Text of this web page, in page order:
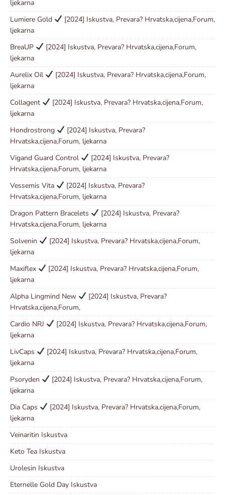
ljekarna
Lumiere Gold
[2024] Iskustva, Prevara? Hrvatska,cijena,Forum,
ljekarna
BreaUP
[2024] Iskustva, Prevara? Hrvatska,cijena,Forum,
ljekarna
Aurelix Oil
[2024] Iskustva, Prevara? Hrvatska,cijena,Forum,
ljekarna
Collagent
[2024] Iskustva, Prevara? Hrvatska,cijena,Forum,
ljekarna
Hondrostrong
[2024] Iskustva, Prevara?
Hrvatska,cijena,Forum, ljekarna
Vigand Guard Control
[2024] Iskustva, Prevara?
Hrvatska,cijena,Forum, ljekarna
Vessemis Vita
[2024] Iskustva, Prevara?
Hrvatska,cijena,Forum, ljekarna
Dragon Pattern Bracelets
[2024] Iskustva, Prevara?
Hrvatska,cijena,Forum, ljekarna
Solvenin
[2024] Iskustva, Prevara? Hrvatska,cijena,Forum,
ljekarna
Maxiflex
[2024] Iskustva, Prevara? Hrvatska,cijena,Forum,
ljekarna
Alpha Lingmind New
[2024] Iskustva, Prevara?
Hrvatska,cijena,Forum,
Cardio NRJ
[2024] Iskustva, Prevara? Hrvatska,cijena,Forum,
ljekarna
LivCaps
[2024] Iskustva, Prevara? Hrvatska,cijena,Forum,
ljekarna
Psoryden
[2024] Iskustva, Prevara? Hrvatska,cijena,Forum,
ljekarna
Dia Caps
[2024] Iskustva, Prevara? Hrvatska,cijena,Forum,
ljekarna
Veinaritin Iskustva
Keto Tea Iskustva
Urolesin Iskustva
Eternelle Gold Day Iskustva